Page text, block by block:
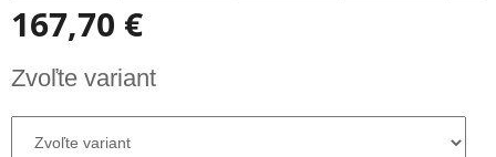
167,70 €
cena:
Zvoľte variant